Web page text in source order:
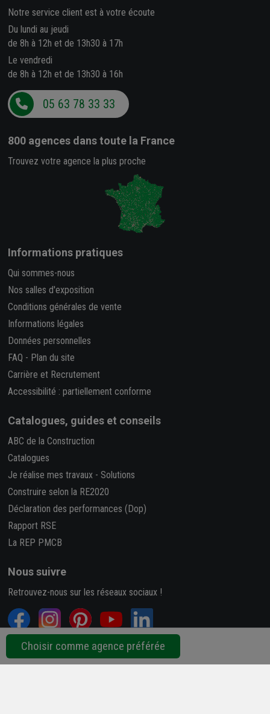
Choisir comme agence préférée
Notre service client est à votre écoute
Du lundi au jeudi
de 8h à 12h et de 13h30 à 17h
Le vendredi
de 8h à 12h et de 13h30 à 16h
05 63 78 33 33
800 agences dans toute la France
Trouvez votre agence la plus proche
Informations pratiques
Qui sommes-nous
Nos salles d'exposition
Conditions générales de vente
Informations légales
Données personnelles
FAQ - Plan du site
Carrière et Recrutement
Accessibilité : partiellement conforme
Catalogues, guides et conseils
ABC de la Construction
Catalogues
Je réalise mes travaux - Solutions
Construire selon la RE2020
Déclaration des performances (Dop)
Rapport RSE
La REP PMCB
Nous suivre
Retrouvez-nous sur les réseaux sociaux !